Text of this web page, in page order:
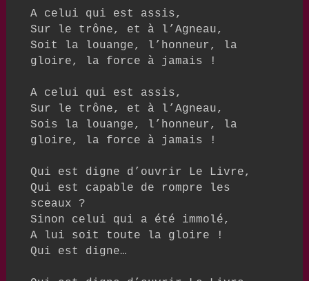
A celui qui est assis,
Sur le trône, et à l’Agneau,
Soit la louange, l’honneur, la
gloire, la force à jamais !
A celui qui est assis,
Sur le trône, et à l’Agneau,
Sois la louange, l’honneur, la
gloire, la force à jamais !
Qui est digne d’ouvrir Le Livre,
Qui est capable de rompre les
sceaux ?
Sinon celui qui a été immolé,
A lui soit toute la gloire !
Qui est digne…